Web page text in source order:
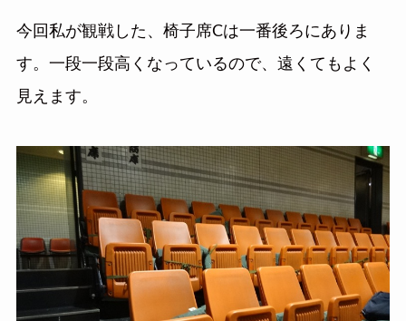
今回私が観戦した、椅子席Cは一番後ろにありま
す。一段一段高くなっているので、遠くてもよく
見えます。